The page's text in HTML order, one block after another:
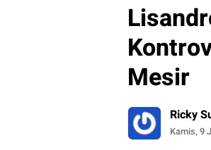
Mesir
Ricky
Kamis, 9